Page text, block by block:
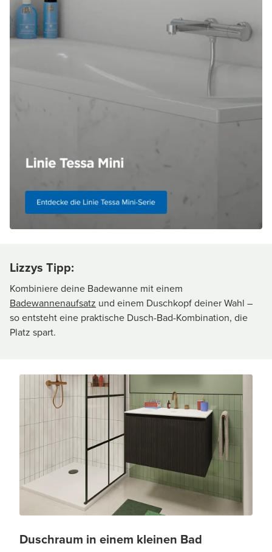
Lizzys Tipp:
Kombiniere deine Badewanne mit einem
Badewannenaufsatz und einem Duschkopf deiner Wahl –
so entsteht eine praktische Dusch-Bad-Kombination, die
Platz spart.
Duschraum in einem kleinen Bad